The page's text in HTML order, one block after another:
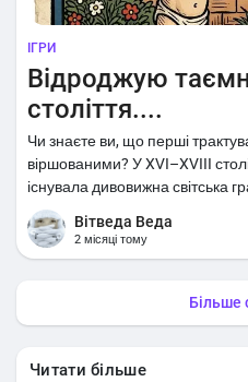
ІГРИ
Відроджую
століття....
Чи знаєте ви, що перші
віршованими? У XVI–XVIII
існувала дивовижна світська
Вітведа Веда
2 місяці тому
Більше
Читати більше